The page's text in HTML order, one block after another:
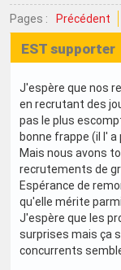
Pages : Précédent
EST supporter
J'espère que nos
en recrutant des
pas le plus
bonne frappe (il l'
Mais nous avons
recrutements de
Espérance de
qu'elle mérite
J'espère que les
surprises mais ça
concurrents